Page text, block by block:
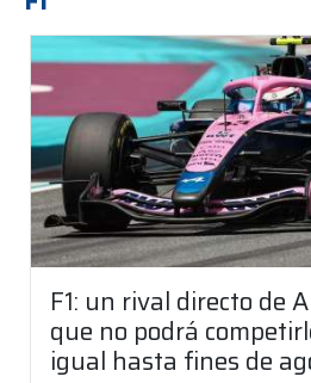
F1: un rival directo de
que no podrá
igual hasta fines de